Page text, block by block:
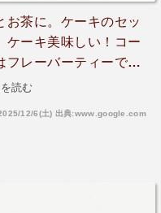
お茶に。ケーキのセッ
ケーキ美味しい！コー
フレーバーティーで妻
また、ふらっと寄りた
読む
12/6(土) 出典:www.google.com